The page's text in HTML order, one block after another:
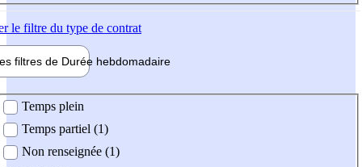
le filtre du type de contrat
filtres de Durée hebdomadaire
Temps plein
Temps partiel (1)
Non renseignée (1)